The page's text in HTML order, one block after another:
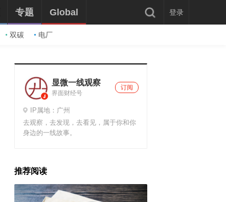
双碳 电厂
专题 Global 登录
显微一线观察
界面财经号
订阅
IP属地：广州
去观察，去发现，去看见，属于你和你
身边的一线故事。
推荐阅读